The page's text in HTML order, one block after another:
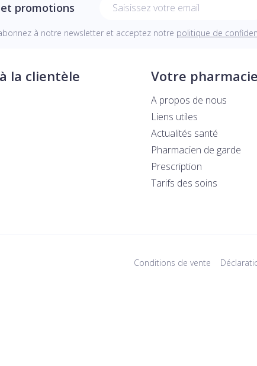
promotions
à notre newsletter et acceptez notre politique de
la clientèle Votre pharmacie
A propos de nous
Liens utiles
Actualités santé
Pharmacien de garde
Prescription
Tarifs des soins
Conditions de vente